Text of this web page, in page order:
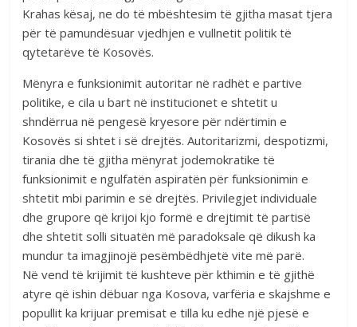
Krahas kësaj, ne do të mbështesim të gjitha masat tjera
për të pamundësuar vjedhjen e vullnetit politik të
qytetarëve të Kosovës.
Mënyra e funksionimit autoritar në radhët e partive
politike, e cila u bart në institucionet e shtetit u
shndërrua në pengesë kryesore për ndërtimin e
Kosovës si shtet i së drejtës. Autoritarizmi, despotizmi,
tirania dhe të gjitha mënyrat jodemokratike të
funksionimit e ngulfatën aspiratën për funksionimin e
shtetit mbi parimin e së drejtës. Privilegjet individuale
dhe grupore që krijoi kjo formë e drejtimit të partisë
dhe shtetit solli situatën më paradoksale që dikush ka
mundur ta imagjinojë pesëmbëdhjetë vite më parë.
Në vend të krijimit të kushteve për kthimin e të gjithë
atyre që ishin dëbuar nga Kosova, varfëria e skajshme e
popullit ka krijuar premisat e tilla ku edhe një pjesë e